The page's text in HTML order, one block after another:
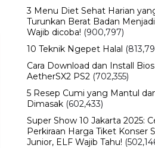
3 Menu Diet Sehat Harian
Turunkan Berat Badan
Wajib dicoba! (900,797)
10 Teknik Ngepet Halal
Cara Download dan Install Bios
AetherSX2 PS2 (702,355)
5 Resep Cumi yang Mantul
Dimasak (602,433)
Super Show 10 Jakarta 2025:
Perkiraan Harga Tiket Konser
Junior, ELF Wajib Tahu!